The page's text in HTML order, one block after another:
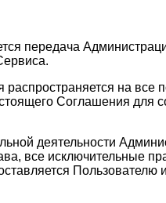
передача
на
Соглашения
деятельности
все исключительные